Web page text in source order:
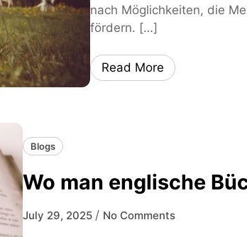
nach Möglichkeiten, die
fördern. […]
Read More
Blogs
Wo man englische
July 29, 2025 / No Comments